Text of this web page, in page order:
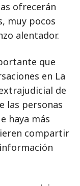
ofrecerán
muy pocos
alentador.
que
en La
de
las personas
haya más
compartir